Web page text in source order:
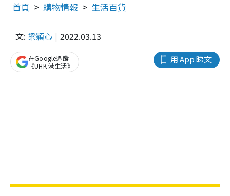
首頁 購物情報 生活百貨
文: 梁穎心 2022.03.13
用 App 睇文
在Google追蹤
《UHK 港生活》